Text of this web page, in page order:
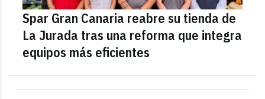
Spar Gran Canaria reabre su tienda de
La Jurada tras una reforma que integra
equipos más eficientes